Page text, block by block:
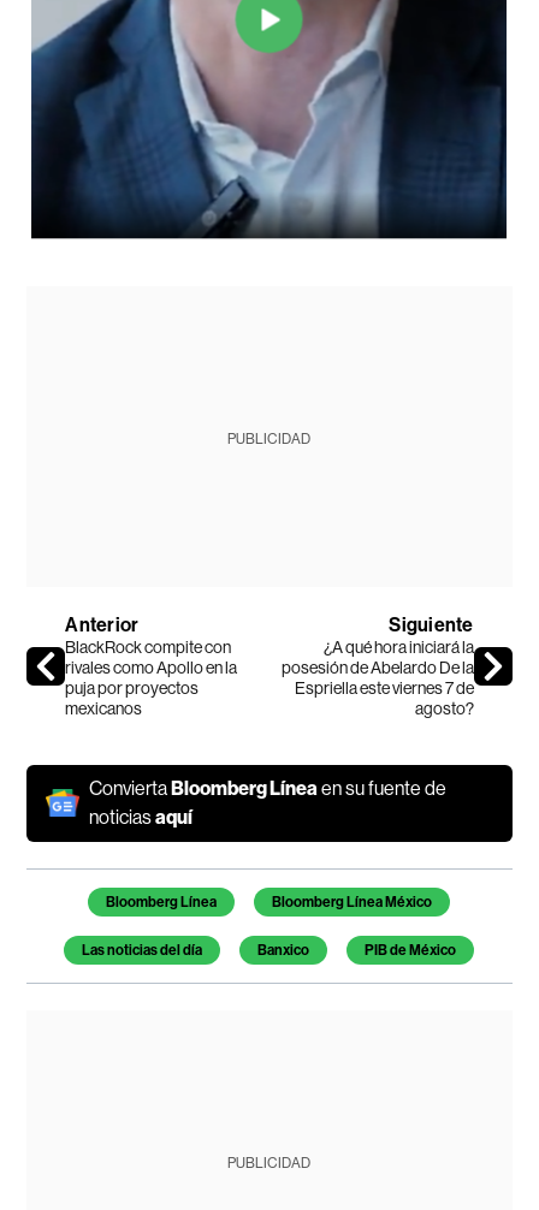
PUBLICIDAD
Anterior
BlackRock compite con
rivales como Apollo en la
puja por proyectos
mexicanos
Siguiente
¿A qué hora iniciará la
posesión de Abelardo De la
Espriella este viernes 7 de
agosto?
ConviertaBloomberg Línea en su fuente de
noticiasaquí
Temas de este artículo
Bloomberg Línea Bloomberg Línea México
Las noticias del día Banxico PIB de México
PUBLICIDAD